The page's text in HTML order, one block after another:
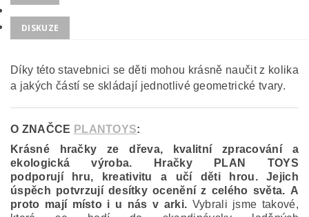
DISKUZE
Díky této stavebnici se děti mohou krásně naučit z kolika
a jakých částí se skládají jednotlivé geometrické tvary.
O ZNAČCE PLANTOYS:
Krásné hračky ze dřeva, kvalitní zpracování a
ekologická výroba. Hračky PLAN TOYS
podporují hru, kreativitu a učí děti hrou. Jejich
úspěch potvrzují desítky ocenění z celého světa. A
proto mají místo i u nás v arki. Vybrali jsme takové,